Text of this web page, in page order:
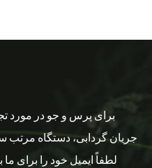
برای پرس و جو در مورد
جریان گردابی، دستگاه مرتب